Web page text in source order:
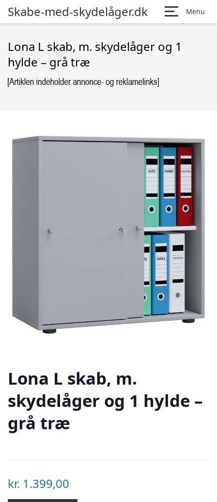
Skabe-med-skydelåger.dk Menu
Lona L skab, m. skydelåger og 1
hylde – grå træ
Lona L skab, m.
skydelåger og 1 hylde –
grå træ
kr. 1.399,00